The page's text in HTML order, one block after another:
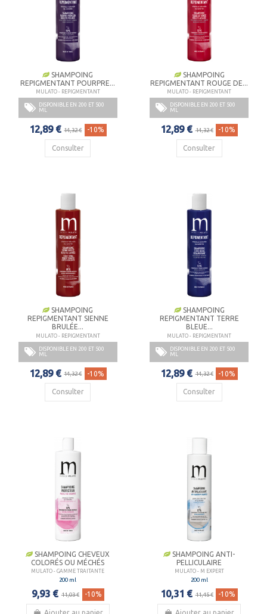
SHAMPOING
REPIGMENTANT POURPRE...
MULATO - REPIGMENTANT
DISPONIBLE EN 200 ET 500
ML
12,89 € 14,32 € -10%
Consulter
SHAMPOING
REPIGMENTANT ROUGE DE...
MULATO - REPIGMENTANT
DISPONIBLE EN 200 ET 500
ML
12,89 € 14,32 € -10%
Consulter
SHAMPOING
REPIGMENTANT SIENNE
BRULÉE...
MULATO - REPIGMENTANT
DISPONIBLE EN 200 ET 500
ML
12,89 € 14,32 € -10%
Consulter
SHAMPOING
REPIGMENTANT TERRE
BLEUE...
MULATO - REPIGMENTANT
DISPONIBLE EN 200 ET 500
ML
12,89 € 14,32 € -10%
Consulter
SHAMPOING CHEVEUX
COLORÉS OU MÉCHÉS
MULATO - GAMME TRAITANTE
200 ml
9,93 € 11,03 € -10%
Ajouter au panier
SHAMPOING ANTI-
PELLICULAIRE
MULATO - M EXPERT
200 ml
10,31 € 11,45 € -10%
Ajouter au panier